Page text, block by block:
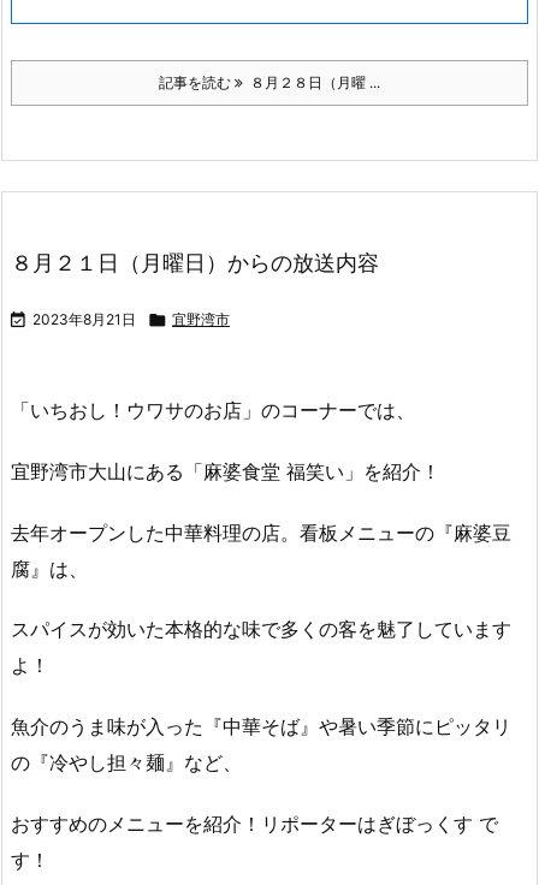
記事を読む ８月２８日（月曜 ...
８月２１日（月曜日）からの放送内容
 2023年8月21日  宜野湾市
「いちおし！ウワサのお店」のコーナーでは、
宜野湾市大山にある「麻婆食堂 福笑い」を紹介！
去年オープンした中華料理の店。看板メニューの『麻婆豆
腐』は、
スパイスが効いた本格的な味で多くの客を魅了しています
よ！
魚介のうま味が入った『中華そば』や暑い季節にピッタリ
の『冷やし担々麺』など、
おすすめのメニューを紹介！リポーターはぎぼっくす で
す！